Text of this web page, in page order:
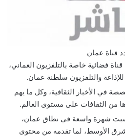
قناة عمان
فضائية خاصة بالتلفزيون العماني،
للإذاعة والتلفزيون سلطنة عمان.
في الأخبار الثقافية، وكل ما يهم
من الثقافات على مستوى العالم.
شهرة واسعة في نطاق عمان،
الأوسط، لما تقدمه من محتوى